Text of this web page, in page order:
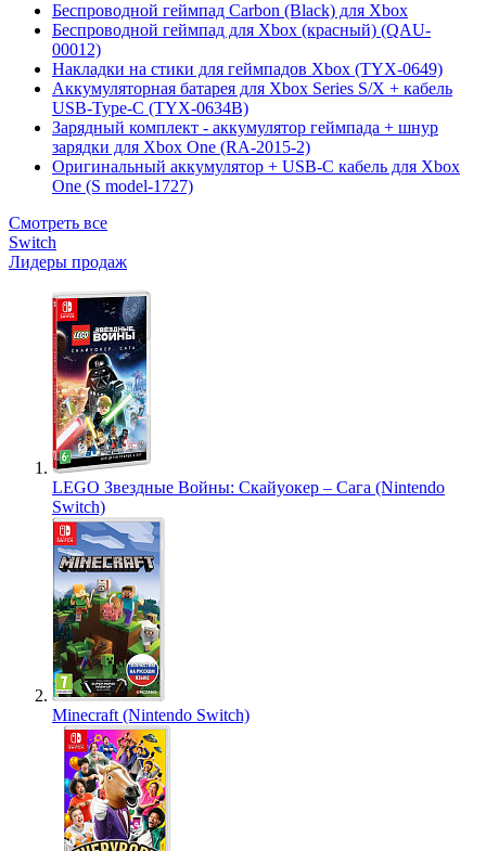
Беспроводной геймпад Carbon (Black) для Xbox
Беспроводной геймпад для Xbox (красный) (QAU-
00012)
Накладки на стики для геймпадов Xbox (TYX-0649)
Аккумуляторная батарея для Xbox Series S/X + кабель
USB-Type-C (TYX-0634B)
Зарядный комплект - аккумулятор геймпада + шнур
зарядки для Xbox One (RA-2015-2)
Оригинальный аккумулятор + USB-C кабель для Xbox
One (S model-1727)
Смотреть все
Switch
Лидеры продаж
LEGO Звездные Войны: Скайуокер – Сага (Nintendo
Switch)
Minecraft (Nintendo Switch)